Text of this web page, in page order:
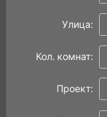
Улица:
Кол. комнат:
Проект: